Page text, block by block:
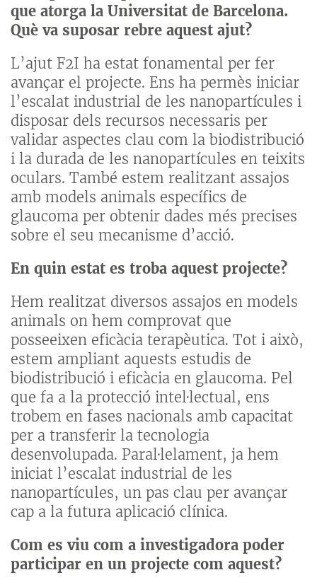
que atorga la Universitat de Barcelona.
Què va suposar rebre aquest ajut?
L’ajut F2I ha estat fonamental per fer
avançar el projecte. Ens ha permès iniciar
l’escalat industrial de les nanopartícules i
disposar dels recursos necessaris per
validar aspectes clau com la biodistribució
i la durada de les nanopartícules en teixits
oculars. També estem realitzant assajos
amb models animals específics de
glaucoma per obtenir dades més precises
sobre el seu mecanisme d’acció.
En quin estat es troba aquest projecte?
Hem realitzat diversos assajos en models
animals on hem comprovat que
posseeixen eficàcia terapèutica. Tot i això,
estem ampliant aquests estudis de
biodistribució i eficàcia en glaucoma. Pel
que fa a la protecció intel·lectual, ens
trobem en fases nacionals amb capacitat
per a transferir la tecnologia
desenvolupada. Paral·lelament, ja hem
iniciat l’escalat industrial de les
nanopartícules, un pas clau per avançar
cap a la futura aplicació clínica.
Com es viu com a investigadora poder
participar en un projecte com aquest?